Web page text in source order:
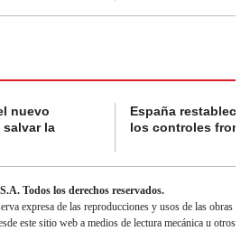
nuevo
salvar la
España restablece
los controles
Todos los derechos reservados.
expresa de las reproducciones y usos de las obras
este sitio web a medios de lectura mecánica u otros